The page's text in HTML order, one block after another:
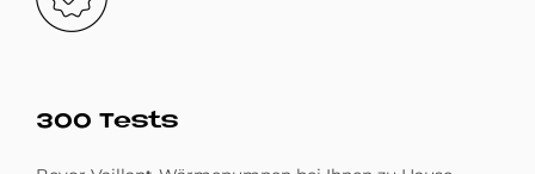
300 Tests